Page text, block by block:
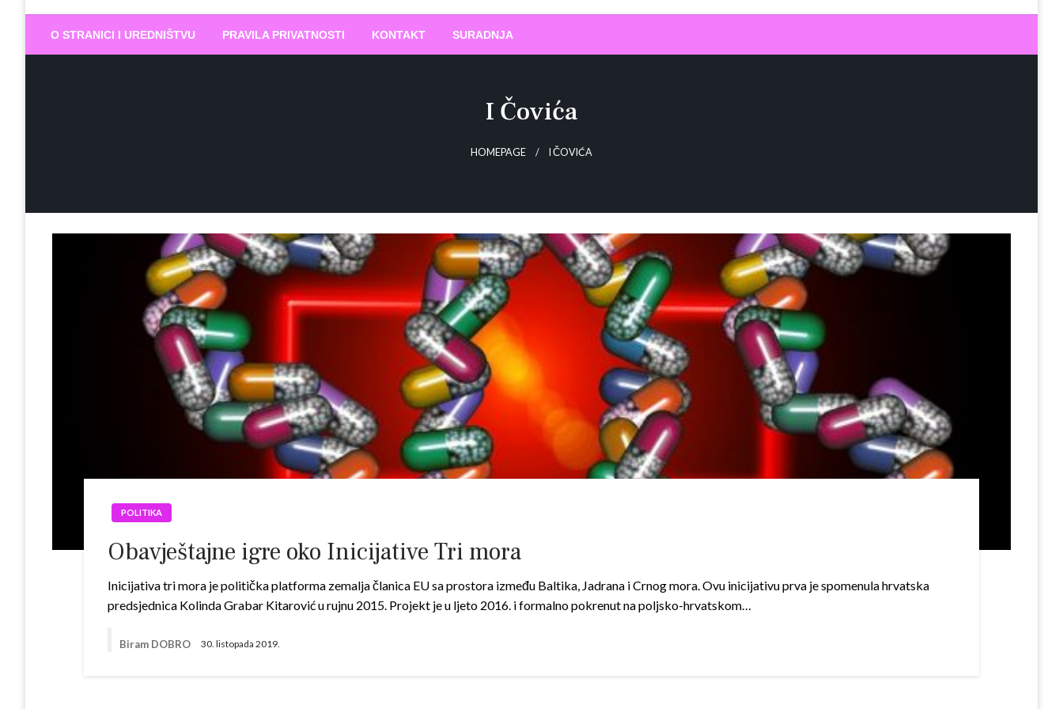
Biram DOBRO
O STRANICI I UREDNIŠTVU PRAVILA PRIVATNOSTI KONTAKT SURADNJA
I Čovića
HOMEPAGE I ČOVIĆA
POLITIKA
Obavještajne igre oko Inicijative Tri mora
Inicijativa tri mora je politička platforma zemalja članica EU sa prostora između Baltika, Jadrana i Crnog mora. Ovu inicijativu prva je spomenula hrvatska
predsjednica Kolinda Grabar Kitarović u rujnu 2015. Projekt je u ljeto 2016. i formalno pokrenut na poljsko-hrvatskom…
Biram DOBRO 30. listopada 2019.